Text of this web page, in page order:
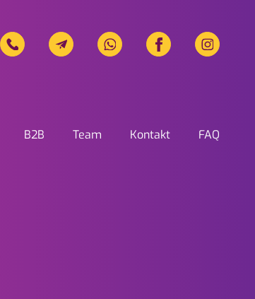
B2B Team Kontakt FAQ